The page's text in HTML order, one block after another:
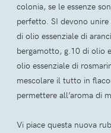
colonia, se le essenze
perfetto. SI devono
di olio essenziale di
bergamotto, g.10 di olio
olio essenziale di
mescolare il tutto in
permettere all’aroma di
Vi piace questa nuova